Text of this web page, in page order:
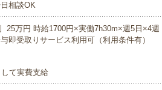
相談OK
万円 時給1700円×実働7h30m×週5日×4
即受取りサービス利用可（利用条件有）
て実費支給